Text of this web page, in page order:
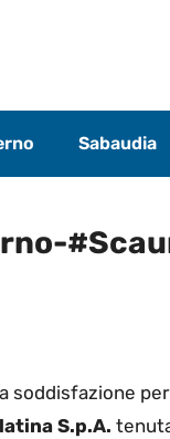
Sabaudia
soddisfazione
S.p.A.